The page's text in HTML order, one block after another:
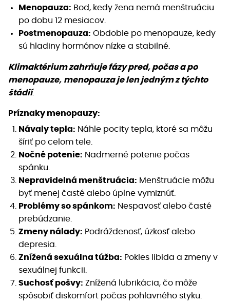
Menopauza: Bod, kedy žena nemá menštruáciu
po dobu 12 mesiacov.
Postmenopauza: Obdobie po menopauze, kedy
sú hladiny hormónov nízke a stabilné.
Klimaktérium zahrňuje fázy pred, počas a po
menopauze, menopauza je len jedným z týchto
štádií.
Príznaky menopauzy:
Návaly tepla: Náhle pocity tepla, ktoré sa môžu
šíriť po celom tele.
Nočné potenie: Nadmerné potenie počas
spánku.
Nepravidelná menštruácia: Menštruácie môžu
byť menej časté alebo úplne vymiznúť.
Problémy so spánkom: Nespavosť alebo časté
prebúdzanie.
Zmeny nálady: Podráždenosť, úzkosť alebo
depresia.
Znížená sexuálna túžba: Pokles libida a zmeny v
sexuálnej funkcii.
Suchosť pošvy: Znížená lubrikácia, čo môže
spôsobiť diskomfort počas pohlavného styku.